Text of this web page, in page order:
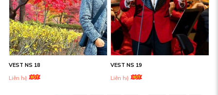
VEST NS 18
Liên hệ
VEST NS 19
Liên hệ